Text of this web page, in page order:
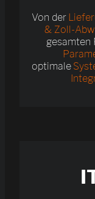
Von der
& Zoll-
gesamten
optimale